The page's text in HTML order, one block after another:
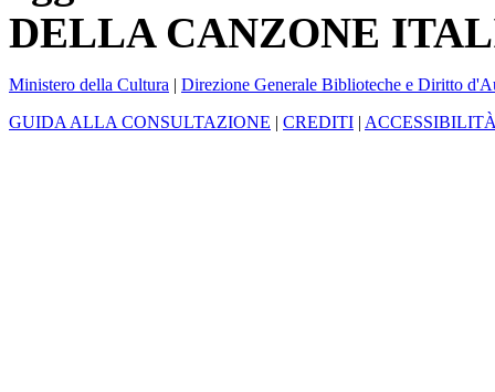
DELLA CANZONE
Ministero della Cultura | Direzione Generale Biblioteche e Diritto
GUIDA ALLA CONSULTAZIONE | CREDITI |